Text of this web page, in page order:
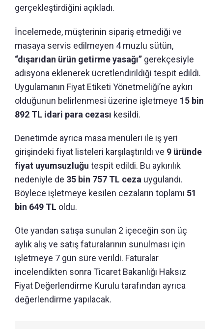
gerçekleştirdiğini açıkladı.
İncelemede, müşterinin sipariş etmediği ve
masaya servis edilmeyen 4 muzlu sütün,
“dışarıdan ürün getirme yasağı” gerekçesiyle
adisyona eklenerek ücretlendirildiği tespit edildi.
Uygulamanın Fiyat Etiketi Yönetmeliği’ne aykırı
olduğunun belirlenmesi üzerine işletmeye 15 bin
892 TL idari para cezası kesildi.
Denetimde ayrıca masa menüleri ile iş yeri
girişindeki fiyat listeleri karşılaştırıldı ve 9 üründe
fiyat uyumsuzluğu tespit edildi. Bu aykırılık
nedeniyle de 35 bin 757 TL ceza uygulandı.
Böylece işletmeye kesilen cezaların toplamı 51
bin 649 TL oldu.
Öte yandan satışa sunulan 2 içeceğin son üç
aylık alış ve satış faturalarının sunulması için
işletmeye 7 gün süre verildi. Faturalar
incelendikten sonra Ticaret Bakanlığı Haksız
Fiyat Değerlendirme Kurulu tarafından ayrıca
değerlendirme yapılacak.